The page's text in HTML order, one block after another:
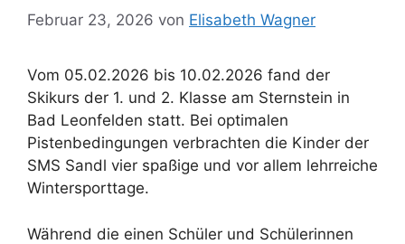
Februar 23, 2026 von Elisabeth Wagner
Vom 05.02.2026 bis 10.02.2026 fand der
Skikurs der 1. und 2. Klasse am Sternstein in
Bad Leonfelden statt. Bei optimalen
Pistenbedingungen verbrachten die Kinder der
SMS Sandl vier spaßige und vor allem lehrreiche
Wintersporttage.
Während die einen Schüler und Schülerinnen